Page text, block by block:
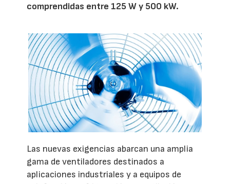
comprendidas entre 125 W y 500 kW.
Las nuevas exigencias abarcan una amplia
gama de ventiladores destinados a
aplicaciones industriales y a equipos de